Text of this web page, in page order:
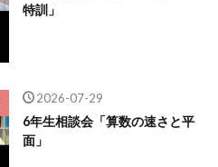
特訓」
2026-07-29
6年生相談会「算数の速さと平
面」